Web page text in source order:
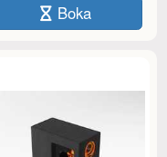
Boka